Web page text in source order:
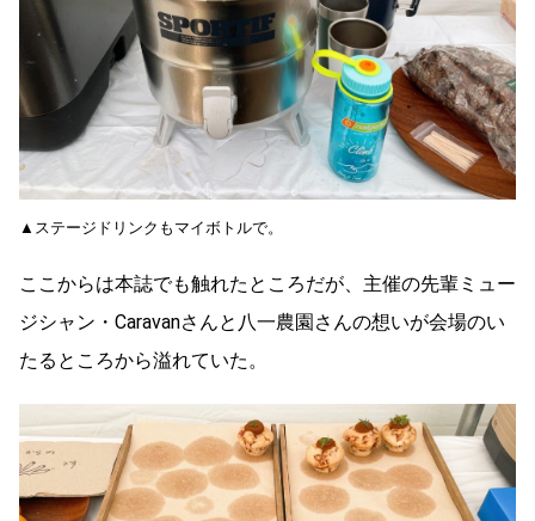
▲ステージドリンクもマイボトルで。
ここからは本誌でも触れたところだが、主催の先輩ミュー
ジシャン・Caravanさんと八一農園さんの想いが会場のい
たるところから溢れていた。